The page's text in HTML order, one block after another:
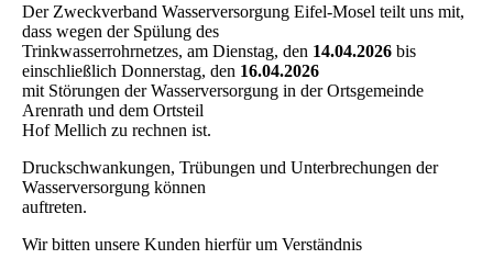
Der Zweckverband Wasserversorgung Eifel-Mosel teilt uns mit,
dass wegen der Spülung des
Trinkwasserrohrnetzes, am Dienstag, den 14.04.2026 bis
einschließlich Donnerstag, den 16.04.2026
mit Störungen der Wasserversorgung in der Ortsgemeinde
Arenrath und dem Ortsteil
Hof Mellich zu rechnen ist.
Druckschwankungen, Trübungen und Unterbrechungen der
Wasserversorgung können
auftreten.
Wir bitten unsere Kunden hierfür um Verständnis